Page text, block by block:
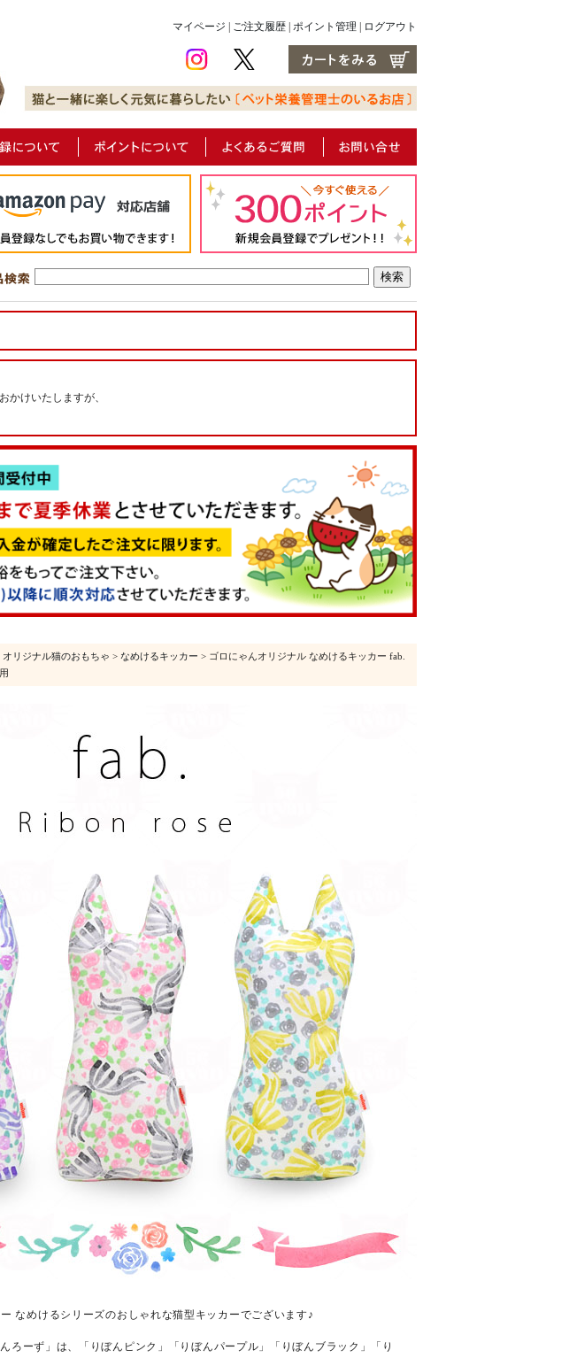
マイページ ご注文履歴 ポイント管理 ログアウト
かけいたしますが、
オリジナル猫のおもちゃ > なめけるキッカー > ゴロにゃんオリジナル なめけるキッカー fab.
なめけるシリーズのおしゃれな猫型キッカーでございます♪
ろーず」は、「りぼんピンク」「りぼんパープル」「りぼんブラック」「り